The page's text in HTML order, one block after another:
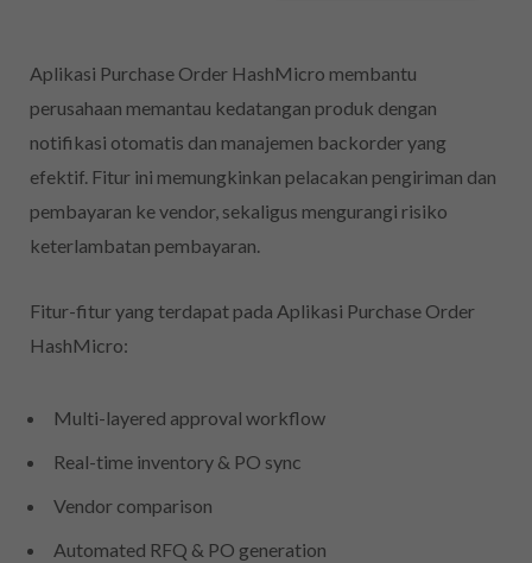
Aplikasi Purchase Order HashMicro membantu
perusahaan memantau kedatangan produk dengan
notifikasi otomatis dan manajemen backorder yang
efektif. Fitur ini memungkinkan pelacakan pengiriman dan
pembayaran ke vendor, sekaligus mengurangi risiko
keterlambatan pembayaran.
Fitur-fitur yang terdapat pada Aplikasi Purchase Order
HashMicro:
Multi-layered approval workflow
Real-time inventory & PO sync
Vendor comparison
Automated RFQ & PO generation